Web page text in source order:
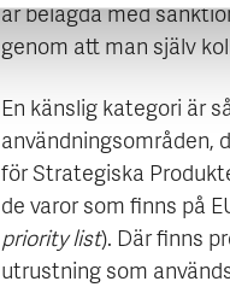
är belagda med
genom att man själv
En känslig kategori är
användningsområden,
för Strategiska
de varor som finns på
priority list). Där finns
utrustning som